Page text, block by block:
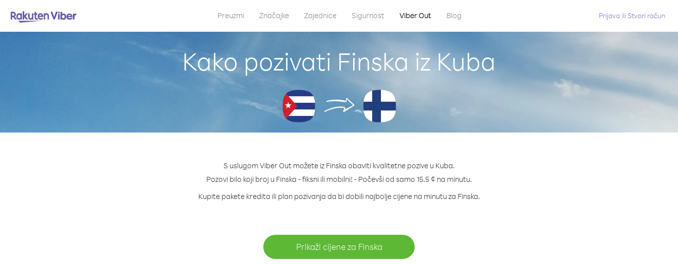
Preuzmi Značajke Zajednice Sigurnost Viber Out Blog Prijava ili Stvori račun
Kako pozivati Finska iz Kuba
S uslugom Viber Out možete iz Finska obaviti kvalitetne pozive u Kuba.
Pozovi bilo koji broj u Finska - fiksni ili mobilni! - Počevši od samo 15.5 ¢ na minutu.
Kupite pakete kredita ili plan pozivanja da bi dobili najbolje cijene na minutu za Finska.
Prikaži cijene za Finska